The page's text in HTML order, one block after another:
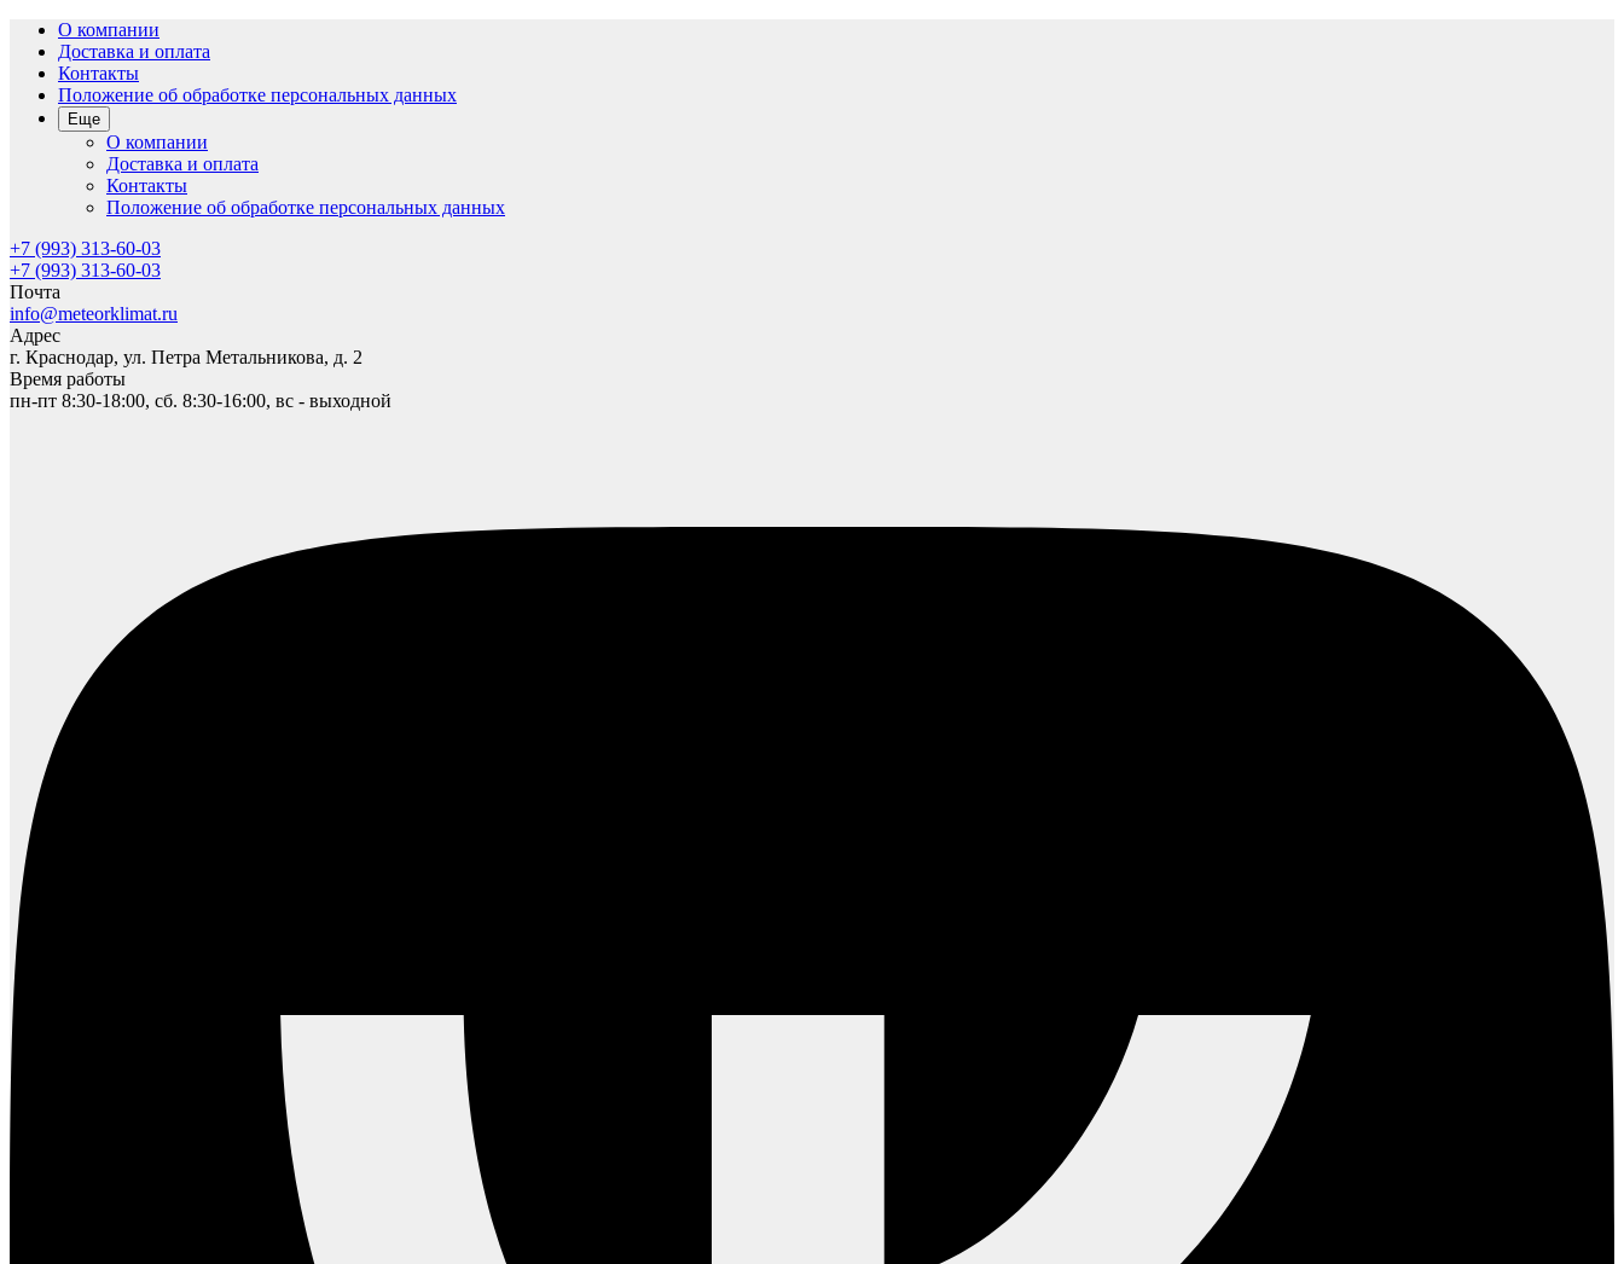
О компании
Доставка и оплата
Контакты
Положение об обработке персональных данных
Еще
О компании
Доставка и оплата
Контакты
Положение об обработке персональных данных
+7 (993) 313-60-03
+7 (993) 313-60-03
Почта
info@meteorklimat.ru
Адрес
г. Краснодар, ул. Петра Метальникова, д. 2
Время работы
пн-пт 8:30-18:00, сб. 8:30-16:00, вс - выходной